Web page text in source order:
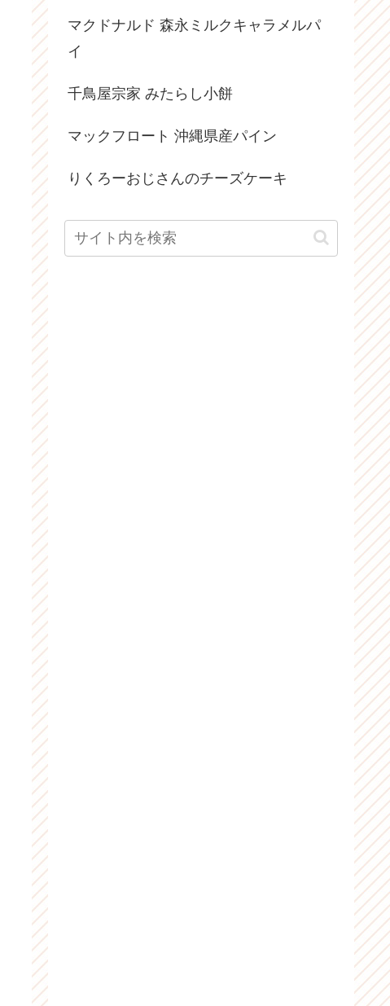
マクドナルド 森永ミルクキャラメルパ
イ
千鳥屋宗家 みたらし小餅
マックフロート 沖縄県産パイン
りくろーおじさんのチーズケーキ